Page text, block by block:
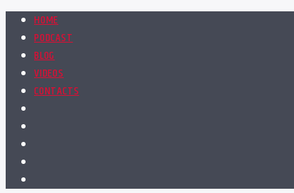
HOME
PODCAST
BLOG
VIDEOS
CONTACTS